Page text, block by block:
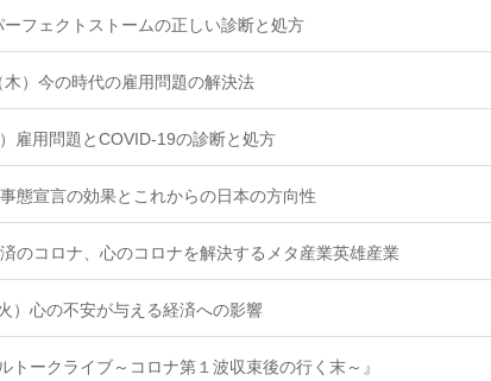
フェクトストームの正しい診断と処方
）今の時代の雇用問題の解決法
雇用問題とCOVID-19の診断と処方
態宣言の効果とこれからの日本の方向性
コロナ、心のコロナを解決するメタ産業英雄産業
心の不安が与える経済への影響
ークライブ～コロナ第１波収束後の行く末～』